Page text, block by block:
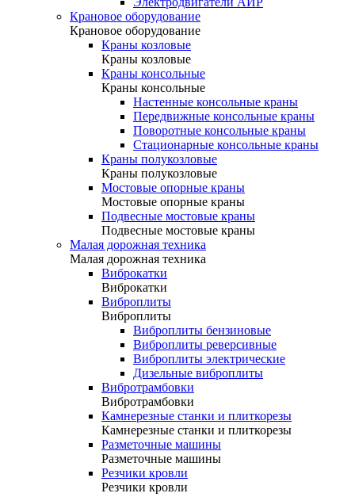
Крановое оборудование
Крановое оборудование
Краны козловые
Краны козловые
Краны консольные
Краны консольные
Настенные консольные краны
Передвижные консольные краны
Поворотные консольные краны
Стационарные консольные краны
Краны полукозловые
Краны полукозловые
Мостовые опорные краны
Мостовые опорные краны
Подвесные мостовые краны
Подвесные мостовые краны
Малая дорожная техника
Малая дорожная техника
Виброкатки
Виброкатки
Виброплиты
Виброплиты
Виброплиты бензиновые
Виброплиты реверсивные
Виброплиты электрические
Дизельные виброплиты
Вибротрамбовки
Вибротрамбовки
Камнерезные станки и плиткорезы
Камнерезные станки и плиткорезы
Разметочные машины
Разметочные машины
Резчики кровли
Резчики кровли